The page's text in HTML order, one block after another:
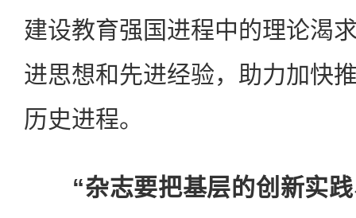
建设教育强国进程中的理论渴
进思想和先进经验，助力加快
历史进程。
“杂志要把基层的创新实